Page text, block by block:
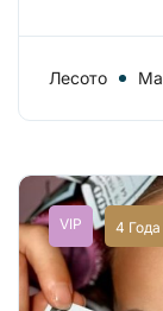
Лесото
VIP 4 Года